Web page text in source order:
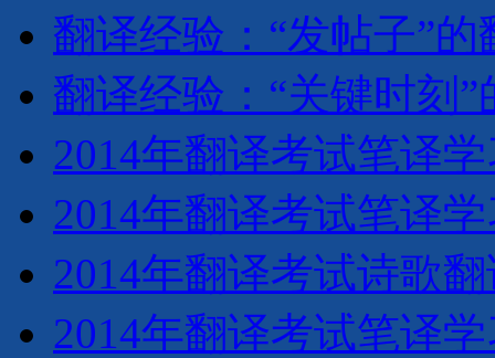
翻译经验：“发帖子”的
翻译经验：“关键时刻
2014年翻译考试笔译
2014年翻译考试笔译
2014年翻译考试诗歌
2014年翻译考试笔译